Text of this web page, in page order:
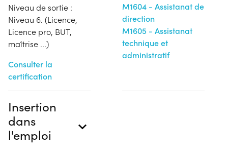
Niveau de sortie :
Niveau 6. (Licence,
Licence pro, BUT,
maîtrise ...)
Consulter la
certification
M1604 - Assistanat de
direction
M1605 - Assistanat
technique et
administratif
Insertion
dans
l'emploi